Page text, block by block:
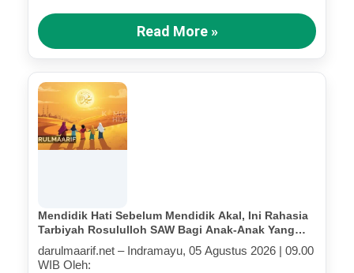
Read More »
Mendidik Hati Sebelum Mendidik Akal, Ini Rahasia
Tarbiyah Rosululloh SAW Bagi Anak-Anak Yang
Terluka (Bagian III)
darulmaarif.net – Indramayu, 05 Agustus 2026 | 09.00
WIB Oleh: